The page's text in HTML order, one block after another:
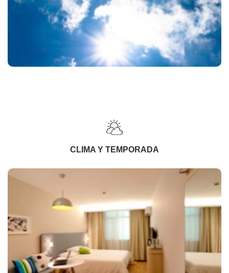
CLIMA Y TEMPORADA